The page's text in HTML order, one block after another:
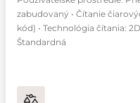
zabudovaný • Čítanie
kód) • Technológia čítania:
Štandardná